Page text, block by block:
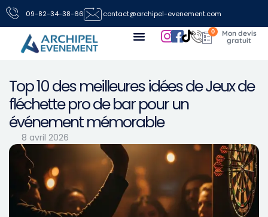
09-82-34-38-66 contact@archipel-evenement.com
0
Top 10 des meilleures idées de Jeux de
fléchette pro de bar pour un
événement mémorable
8 avril 2026